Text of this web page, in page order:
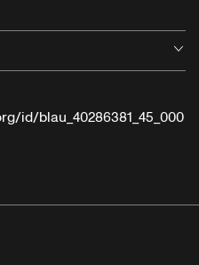
id/blau_40286381_45_000